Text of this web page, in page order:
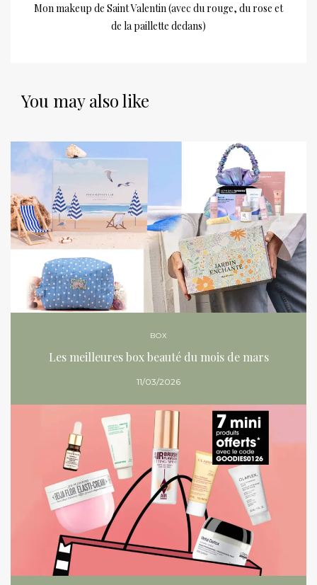
Mon makeup de Saint Valentin (avec du rouge, du rose et
de la paillette dedans)
You may also like
BOX
Les meilleures box beauté du mois de mars
11/03/2026